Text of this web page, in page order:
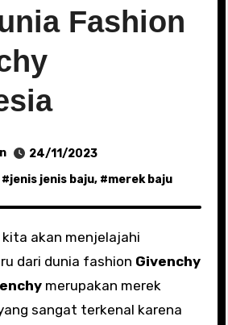
Fashion
24/11/2023
#jenis jenis baju, #merek baju
dari dunia fashion Givenchy
merupakan merek
sangat terkenal karena